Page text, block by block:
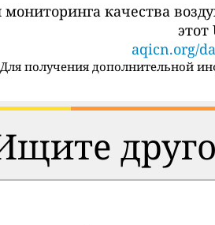
качества
этот
aqicn.org/
Для получения дополнительной